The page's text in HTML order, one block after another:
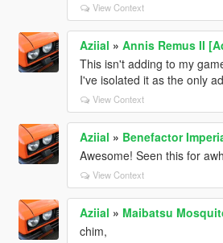
View Context
Aziial » Annis Remus II
This isn't adding to my
I've isolated it as the only
View Context
Aziial » Benefactor
Awesome! Seen this for
View Context
Aziial » Maibatsu
chim,